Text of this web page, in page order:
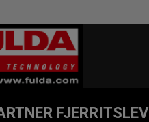
FJERRITSLEV